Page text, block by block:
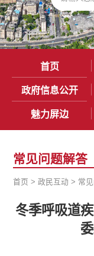
首页
政府信息公开
魅力屏边
常见问题解答
首页 >政民互动 > 常
冬季呼吸道